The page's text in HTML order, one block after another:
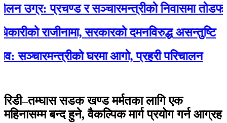
प्रचण्ड र सञ्चारमन्त्रीको निवासमा तोडफोड र
राजीनामा, सरकारको दमनविरुद्ध असन्तुष्टि
घरमा आगो, प्रहरी परिचालन
रिडी–तम्घास सडक खण्ड मर्मतका लागि एक
महिनासम्म बन्द हुने, वैकल्पिक मार्ग प्रयोग गर्न आग्रह